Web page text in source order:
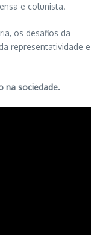
e colunista.
os desafios da
representatividade e
na sociedade.